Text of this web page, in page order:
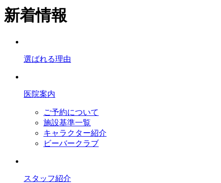
新着情報
選ばれる理由
医院案内
ご予約について
施設基準一覧
キャラクター紹介
ビーバークラブ
スタッフ紹介